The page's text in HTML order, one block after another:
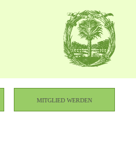
Mitglied werden